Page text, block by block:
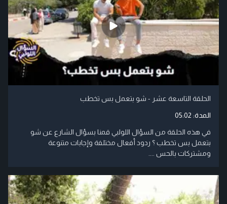
الحلقة التاسعة عشر - شو بتعمل بس تخطب
المدة: 05:02
في هذه الحلقة من السؤال اللولبي قمنا بسؤال الشارع عن شو
بتعمل بس تخطب ؟ ردود أفعال مختلفة وإجابات متنوعة
ومشتركات بالحس ....